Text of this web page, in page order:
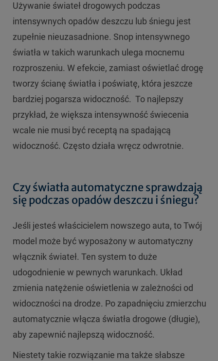
Używanie świateł drogowych podczas
intensywnych opadów deszczu lub śniegu jest
zupełnie nieuzasadnione. Snop intensywnego
światła w takich warunkach ulega mocnemu
rozproszeniu. W efekcie, zamiast oświetlać drogę
tworzy ścianę światła i poświatę, która jeszcze
bardziej pogarsza widoczność. To najlepszy
przykład, że większa intensywność świecenia
wcale nie musi być receptą na spadającą
widoczność. Często działa wręcz odwrotnie.
Czy światła automatyczne sprawdzają
się podczas opadów deszczu i śniegu?
Jeśli jesteś właścicielem nowszego auta, to Twój
model może być wyposażony w automatyczny
włącznik świateł. Ten system to duże
udogodnienie w pewnych warunkach. Układ
zmienia natężenie oświetlenia w zależności od
widoczności na drodze. Po zapadnięciu zmierzchu
automatycznie włącza światła drogowe (długie),
aby zapewnić najlepszą widoczność.
Niestety takie rozwiązanie ma także słabsze